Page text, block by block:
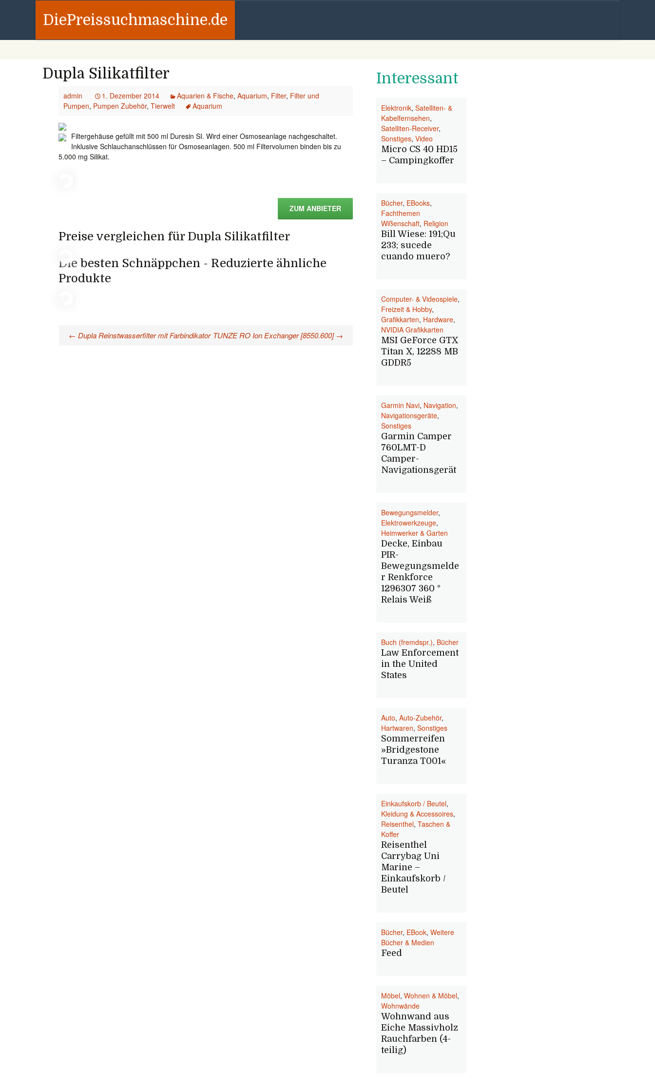
DiePreissuchmaschine.de
Dupla Silikatfilter
admin 1. Dezember 2014 Aquarien & Fische, Aquarium, Filter, Filter und
Pumpen, Pumpen Zubehör, Tierwelt Aquarium
Filtergehäuse gefüllt mit 500 ml Duresin SI. Wird einer Osmoseanlage nachgeschaltet.
Inklusive Schlauchanschlüssen für Osmoseanlagen. 500 ml Filtervolumen binden bis zu
5.000 mg Silikat.
ZUM ANBIETER
Preise vergleichen für Dupla Silikatfilter
Die besten Schnäppchen - Reduzierte ähnliche
Produkte
Beitragsnavigation
← Dupla Reinstwasserfilter mit Farbindikator TUNZE RO Ion Exchanger [8550.600] →
Interessant
Elektronik, Satelliten- &
Kabelfernsehen,
Satelliten-Receiver,
Sonstiges, Video
Micro CS 40 HD15
– Campingkoffer
Bücher, EBooks,
Fachthemen
Wißenschaft, Religion
Bill Wiese: 191;Qu
233; sucede
cuando muero?
Computer- & Videospiele,
Freizeit & Hobby,
Grafikkarten, Hardware,
NVIDIA Grafikkarten
MSI GeForce GTX
Titan X, 12288 MB
GDDR5
Garmin Navi, Navigation,
Navigationsgeräte,
Sonstiges
Garmin Camper
760LMT-D
Camper-
Navigationsgerät
Bewegungsmelder,
Elektrowerkzeuge,
Heimwerker & Garten
Decke, Einbau
PIR-
Bewegungsmelde
r Renkforce
1296307 360 °
Relais Weiß
Buch (fremdspr.), Bücher
Law Enforcement
in the United
States
Auto, Auto-Zubehör,
Hartwaren, Sonstiges
Sommerreifen
»Bridgestone
Turanza T001«
Einkaufskorb / Beutel,
Kleidung & Accessoires,
Reisenthel, Taschen &
Koffer
Reisenthel
Carrybag Uni
Marine –
Einkaufskorb /
Beutel
Bücher, EBook, Weitere
Bücher & Medien
Feed
Möbel, Wohnen & Möbel,
Wohnwände
Wohnwand aus
Eiche Massivholz
Rauchfarben (4-
teilig)